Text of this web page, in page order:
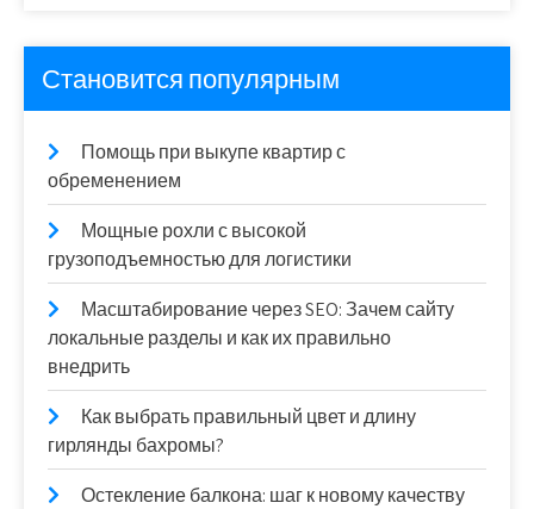
Становится популярным
Помощь при выкупе квартир с
обременением
Мощные рохли с высокой
грузоподъемностью для логистики
Масштабирование через SEO: Зачем сайту
локальные разделы и как их правильно
внедрить
Как выбрать правильный цвет и длину
гирлянды бахромы?
Остекление балкона: шаг к новому качеству